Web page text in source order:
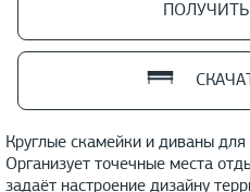
Круглые скамейки и диваны
Организует точечные места
задаёт настроение дизайну
ПОЛУЧИТЬ